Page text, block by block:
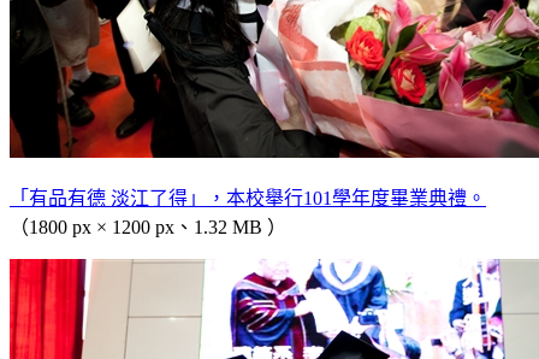
「有品有德 淡江了得」，本校舉行101學年度畢業典禮。
（1800 px × 1200 px、1.32 MB ）